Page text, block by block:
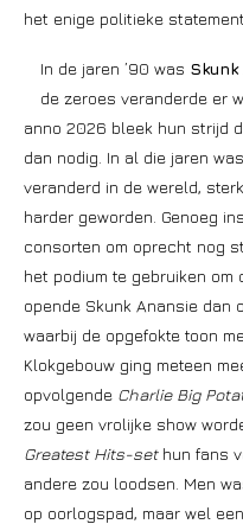
het enige politieke
In de jaren ’90 was
de zeroes veranderde er
anno 2026 bleek hun strijd
dan nodig. In al die jaren
veranderd in de wereld,
harder geworden. Genoeg
consorten om oprecht nog
het podium te gebruiken om
opende Skunk Anansie dan
waarbij de opgefokte toon
Klokgebouw ging meteen
opvolgende Charlie Big
zou geen vrolijke show
Greatest Hits-sethun fans
andere zou loodsen. Men
op oorlogspad, maar wel